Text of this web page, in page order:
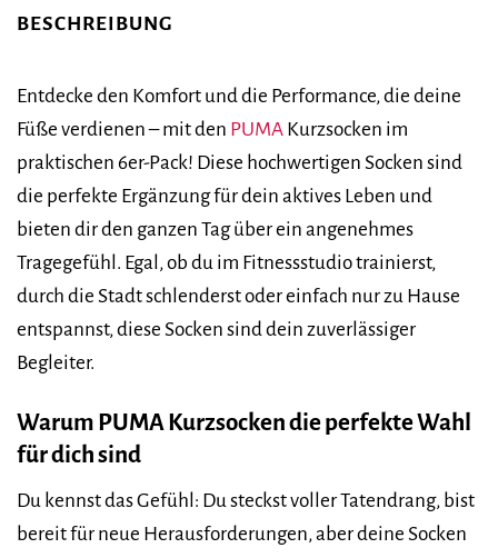
BESCHREIBUNG
Entdecke den Komfort und die Performance, die deine
Füße verdienen – mit den PUMA Kurzsocken im
praktischen 6er-Pack! Diese hochwertigen Socken sind
die perfekte Ergänzung für dein aktives Leben und
bieten dir den ganzen Tag über ein angenehmes
Tragegefühl. Egal, ob du im Fitnessstudio trainierst,
durch die Stadt schlenderst oder einfach nur zu Hause
entspannst, diese Socken sind dein zuverlässiger
Begleiter.
Warum PUMA Kurzsocken die perfekte Wahl
für dich sind
Du kennst das Gefühl: Du steckst voller Tatendrang, bist
bereit für neue Herausforderungen, aber deine Socken